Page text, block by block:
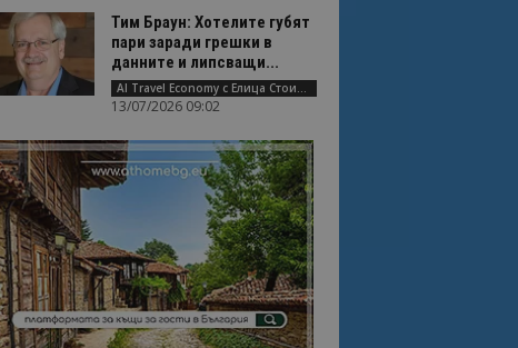
Тим Браун: Хотелите губят
пари заради грешки в
данните и липсващи...
AI Travel Economy с Елица Стоилова
13/07/2026 09:02